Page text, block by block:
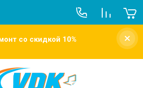
со скидкой 10%